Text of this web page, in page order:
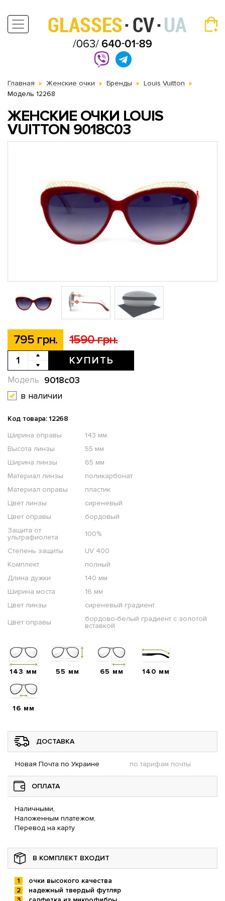
Главная Женские очки Бренды
Louis Vuitton
Модель 12268
ЖЕНСКИЕ ОЧКИ LOUIS
VUITTON 9018C03
795 грн. 1590 грн.
КУПИТЬ
9018c03
Модель
в наличии
Код товара: 12268
Ширина оправы
143 мм
Высота линзы
55 мм
Ширина линзы
65 мм
Материал линзы
поликарбонат
Материал оправы
пластик
Цвет линзы
сиреневый
Цвет оправы
бордовый
Защита от
ультрафиолета
100%
Степень защиты
UV 400
Комплект
полный
Длина дужки
140 мм
Ширина моста
16 мм
Цвет линзы
сиреневый градиент
Цвет оправы
бордово-белый градиент с золотой
вставкой
143 мм 55 мм 65 мм 140 мм
16 мм
ДОСТАВКА
Новая Почта по Украине по тарифам почты
ОПЛАТА
Наличными,
Наложенным платежом,
Перевод на карту
В КОМПЛЕКТ ВХОДИТ
очки высокого качества
надежный твердый футляр